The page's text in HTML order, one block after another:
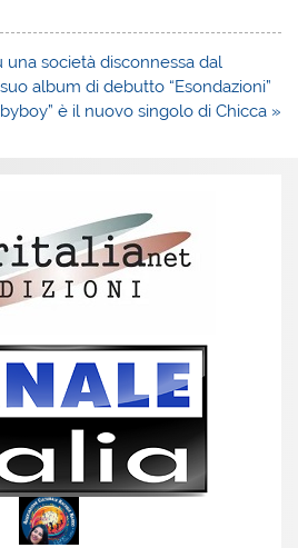
una società disconnessa dal
album di debutto “Esondazioni”
è il nuovo singolo di Chicca »